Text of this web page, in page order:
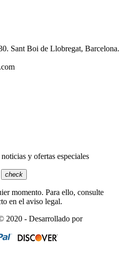
Sant Boi de Llobregat, Barcelona.
y ofertas especiales
check
momento. Para ello, consulte
en el aviso legal.
2020 - Desarrollado por